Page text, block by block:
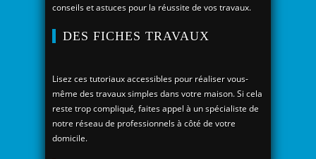
conseils et astuces pour la réussite de vos travaux.
DES FICHES TRAVAUX
Lisez ces tutoriaux accessibles pour réaliser vous-
même des travaux simples dans votre maison. Si cela
reste trop compliqué, faites appel à un spécialiste de
notre réseau de professionnels à côté de votre
domicile.